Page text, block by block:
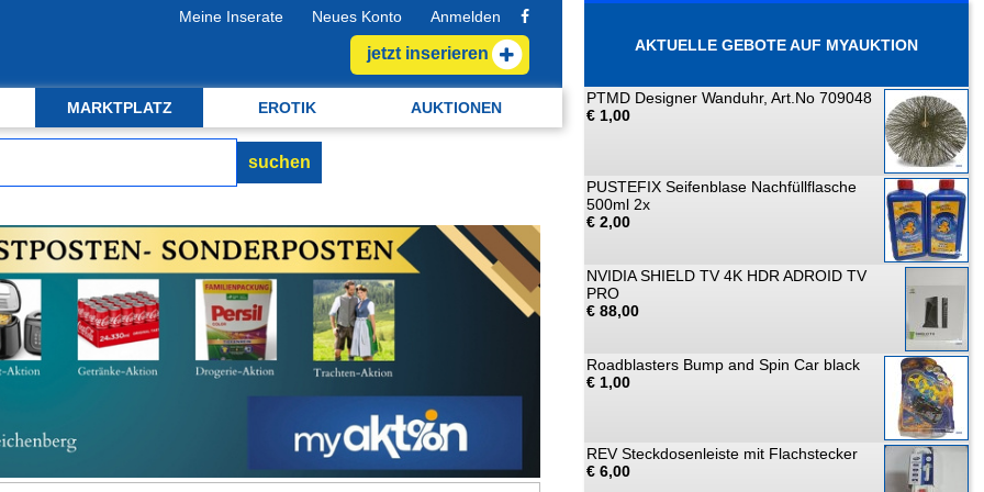
Meine Inserate Neues Konto Anmelden
jetzt inserieren
MARKTPLATZ EROTIK AUKTIONEN
suchen
AKTUELLE GEBOTE AUF MYAUKTION
PTMD Designer Wanduhr, Art.No 709048
€ 1,00
PUSTEFIX Seifenblase Nachfüllflasche
500ml 2x
€ 2,00
NVIDIA SHIELD TV 4K HDR ADROID TV
PRO
€ 88,00
Roadblasters Bump and Spin Car black
€ 1,00
REV Steckdosenleiste mit Flachstecker
€ 6,00